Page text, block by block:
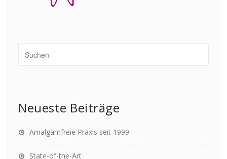
Neueste Beiträge
Amalgamfreie Praxis seit 1999
State-of-the-Art